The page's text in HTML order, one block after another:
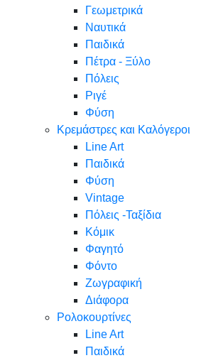
Γεωμετρικά
Ναυτικά
Παιδικά
Πέτρα - Ξύλο
Πόλεις
Ριγέ
Φύση
Κρεμάστρες και Καλόγεροι
Line Art
Παιδικά
Φύση
Vintage
Πόλεις -Ταξίδια
Κόμικ
Φαγητό
Φόντο
Ζωγραφική
Διάφορα
Ρολοκουρτίνες
Line Art
Παιδικά